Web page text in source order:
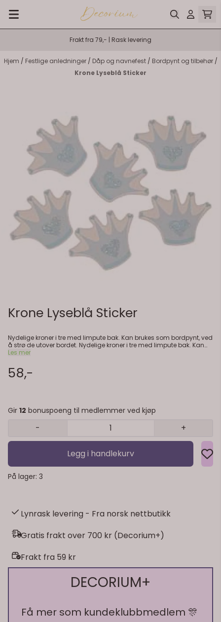
Hopp til innhold
Frakt fra 79,- | Rask levering
Hjem / Festlige anledninger / Dåp og navnefest / Bordpynt og tilbehør /
Krone Lyseblå Sticker
Krone Lyseblå Sticker
Nydelige kroner i tre med limpute bak. Kan brukes som bordpynt, ved
å strø de utover bordet. Nydelige kroner i tre med limpute bak. Kan
brukes som bordpynt, ved å strø de utover bordet. Eller feste de på
Les mer
58,-
Gir 12 bonuspoeng til medlemmer ved kjøp
- +
Legg i handlekurv
På lager: 3
Lynrask levering - Fra norsk nettbutikk
Gratis frakt over 700 kr (Decorium+)
Frakt fra 59 kr
DECORIUM+
Få mer som kundeklubbmedlem 🎊